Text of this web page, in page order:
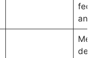
fecha
del 2